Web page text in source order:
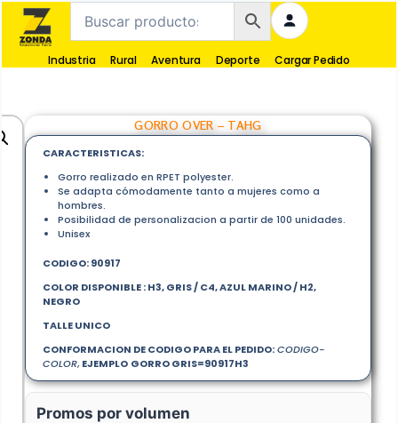
Industria Rural Aventura Deporte Cargar Pedido
GORRO OVER – TAHG
CARACTERISTICAS:
Gorro realizado en RPET polyester.
Se adapta cómodamente tanto a mujeres como a
hombres.
Posibilidad de personalizacion a partir de 100 unidades.
Unisex
CODIGO: 90917
COLOR DISPONIBLE : H3, GRIS / C4, AZUL MARINO / H2,
NEGRO
TALLE UNICO
CONFORMACION DE CODIGO PARA EL PEDIDO:CODIGO-
COLOR, EJEMPLO GORRO GRIS=90917H3
Promos por volumen